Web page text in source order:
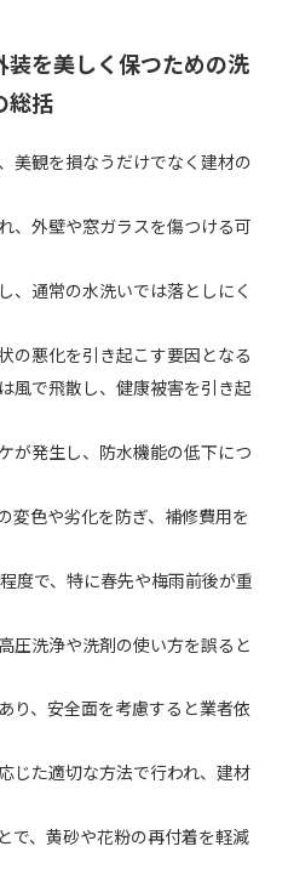
を美しく保つための洗
総括
美観を損なうだけでなく建材の
、外壁や窓ガラスを傷つける可
、通常の水洗いでは落としにく
の悪化を引き起こす要因となる
風で飛散し、健康被害を引き起
が発生し、防水機能の低下につ
変色や劣化を防ぎ、補修費用を
度で、特に春先や梅雨前後が重
圧洗浄や洗剤の使い方を誤ると
り、安全面を考慮すると業者依
じた適切な方法で行われ、建材
で、黄砂や花粉の再付着を軽減